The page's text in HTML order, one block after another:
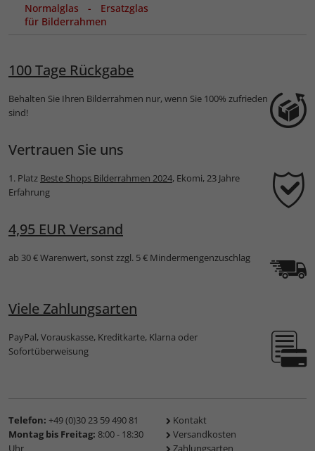
Normalglas - Ersatzglas
für Bilderrahmen
100 Tage Rückgabe
Behalten Sie Ihren Bilderrahmen nur, wenn Sie 100% zufrieden
sind!
Vertrauen Sie uns
1. Platz Beste Shops Bilderrahmen 2024, Ekomi, 23 Jahre
Erfahrung
4,95 EUR Versand
ab 30 € Warenwert, sonst zzgl. 5 € Mindermengenzuschlag
Viele Zahlungsarten
PayPal, Vorauskasse, Kreditkarte, Klarna oder
Sofortüberweisung
Telefon: +49 (0)30 23 59 490 81
Montag bis Freitag: 8:00 - 18:30
Uhr
Kontakt
Versandkosten
Zahlungsarten